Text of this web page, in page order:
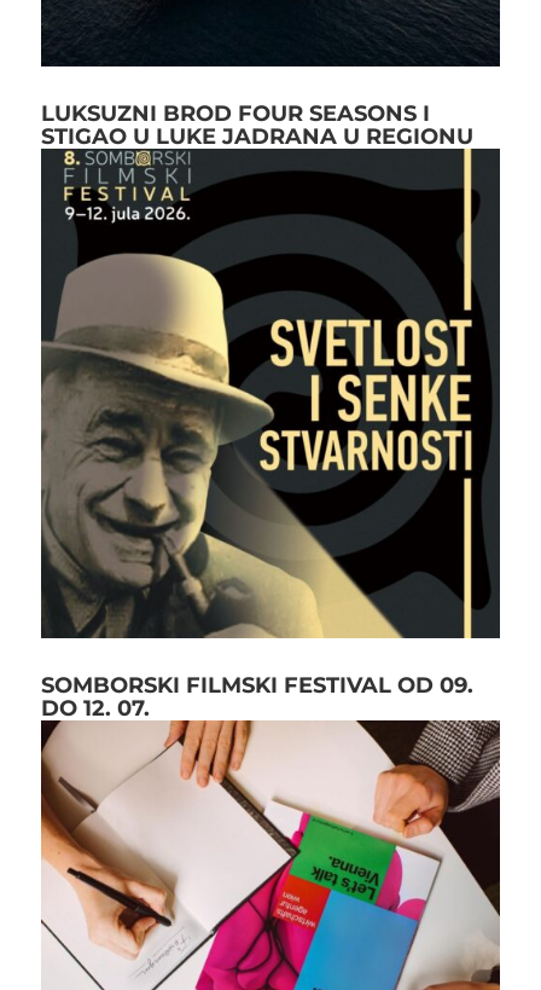
LUKSUZNI BROD FOUR SEASONS I
STIGAO U LUKE JADRANA U REGIONU
SOMBORSKI FILMSKI FESTIVAL OD 09.
DO 12. 07.